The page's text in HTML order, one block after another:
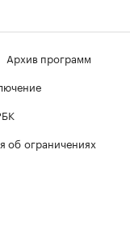
Архив программ
об ограничениях